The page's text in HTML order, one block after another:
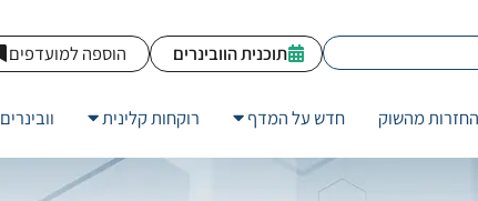
הוספה למועדפים תוכנית הוובינרים
החזרות מהשוק חדש על המדף רוקחות קלינית וובינרים